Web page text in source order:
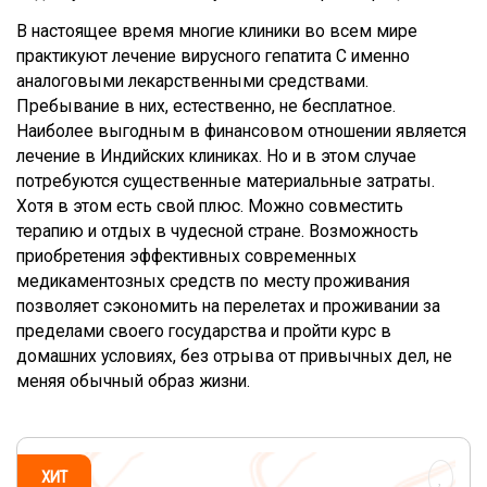
В настоящее время многие клиники во всем мире
практикуют лечение вирусного гепатита С именно
аналоговыми лекарственными средствами.
Пребывание в них, естественно, не бесплатное.
Наиболее выгодным в финансовом отношении является
лечение в Индийских клиниках. Но и в этом случае
потребуются существенные материальные затраты.
Хотя в этом есть свой плюс. Можно совместить
терапию и отдых в чудесной стране. Возможность
приобретения эффективных современных
медикаментозных средств по месту проживания
позволяет сэкономить на перелетах и проживании за
пределами своего государства и пройти курс в
домашних условиях, без отрыва от привычных дел, не
меняя обычный образ жизни.
ХИТ